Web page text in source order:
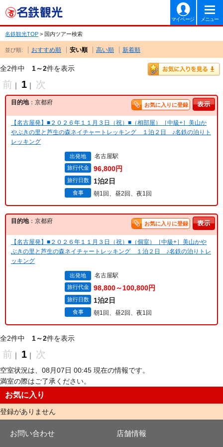
マイページ メニュー
名鉄観光TOP > 国内ツアー検索
並び順: おすすめ順 安い順 高い順 新着順
全2件中 1～2件を表示
前 ｜ 1 ｜ 次
目的地：京都府 お気に入りに登録
【名古屋発】■２０２６年１１月３日（祝）■（相部屋）［中級+］美山か
やぶきの里と芦生の森ネイチャートレッキング １泊２日 ♪名鉄の泊りト
レッキング
出発地 名古屋駅
旅行代金 96,800円
旅行日数 1泊2日
食事 朝1回、昼2回、夜1回
目的地：京都府 お気に入りに登録
【名古屋発】■２０２６年１１月３日（祝）■（個室）［中級+］美山かや
ぶきの里と芦生の森ネイチャートレッキング １泊２日 ♪名鉄の泊りトレ
ッキング
出発地 名古屋駅
旅行代金 98,800～100,800円
旅行日数 1泊2日
食事 朝1回、昼2回、夜1回
全2件中 1～2件を表示
前 ｜ 1 ｜ 次
空室状況は、08月07日 00:45 現在の情報です。
満室の際はご了承ください。
お気に入り
登録がありません
お問い合わせ 店舗情報